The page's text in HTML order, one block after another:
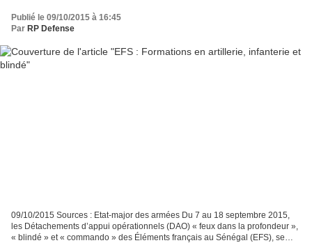
Publié le 09/10/2015 à 16:45
Par RP Defense
09/10/2015 Sources : Etat-major des armées Du 7 au 18 septembre 2015,
les Détachements d’appui opérationnels (DAO) « feux dans la profondeur »,
« blindé » et « commando » des Éléments français au Sénégal (EFS), se